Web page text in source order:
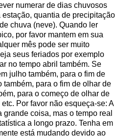
numerar de dias chuvosos
quantia de precipitação
chuva (neve). Quando ler
por favor mantem em sua
mês pode ser muito
seus feriados por exemplo
no tempo abril também. Se
julho também, para o fim de
também, para o fim de olhar de
para o começo de olhar de
Por favor não esqueça-se: A
coisa, mas o tempo real
a longo prazo. Tenha em
está mudando devido ao